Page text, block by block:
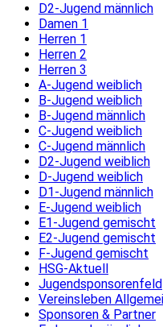
D2-Jugend männlich
Damen 1
Herren 1
Herren 2
Herren 3
A-Jugend weiblich
B-Jugend weiblich
B-Jugend männlich
C-Jugend weiblich
C-Jugend männlich
D2-Jugend weiblich
D-Jugend weiblich
D1-Jugend männlich
E-Jugend weiblich
E1-Jugend gemischt
E2-Jugend gemischt
F-Jugend gemischt
HSG-Aktuell
Jugendsponsorenfeld
Vereinsleben
Sponsoren & Partner